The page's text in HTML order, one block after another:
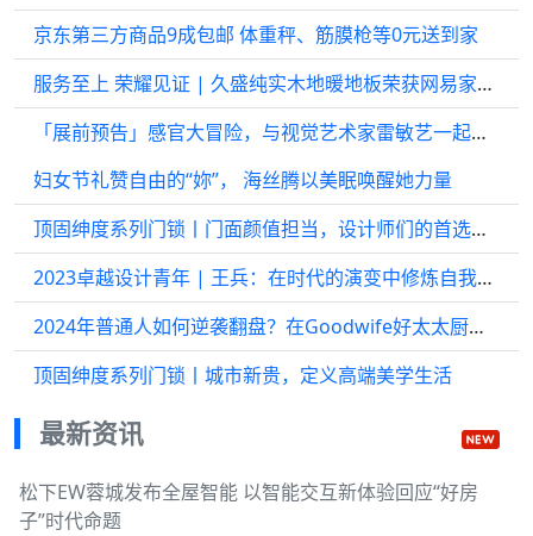
京东第三方商品9成包邮 体重秤、筋膜枪等0元送到家
服务至上 荣耀见证 | 久盛纯实木地暖地板荣获网易家居2024年度家居行业服务榜样
「展前预告」感官大冒险，与视觉艺术家雷敏艺一起在上海建博会心跳加速！
妇女节礼赞自由的“妳”， 海丝腾以美眠唤醒她力量
顶固绅度系列门锁丨门面颜值担当，设计师们的首选门锁
2023卓越设计青年 | 王兵：在时代的演变中修炼自我、拔高上限
2024年普通人如何逆袭翻盘？在Goodwife好太太厨房里发掘无限可能
顶固绅度系列门锁丨城市新贵，定义高端美学生活
最新资讯
松下EW蓉城发布全屋智能 以智能交互新体验回应“好房
子”时代命题